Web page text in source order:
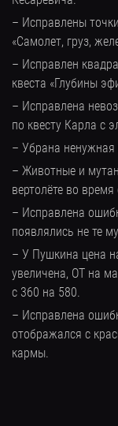
– Исправлены
«Самолет, груз,
– Исправлен
квеста «Глубины
– Исправлена
по квесту Карла с
– Убрана ненужная
– Животные и
вертолёте во
– Исправлена
появлялись не те
– У Пушкина цена
увеличена, ОТ на
с 360 на 580.
– Исправлена
отображался с
кармы.